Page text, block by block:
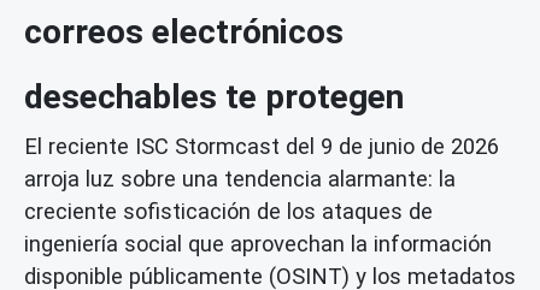
correos electrónicos
desechables te protegen
El reciente ISC Stormcast del 9 de junio de 2026
arroja luz sobre una tendencia alarmante: la
creciente sofisticación de los ataques de
ingeniería social que aprovechan la información
disponible públicamente (OSINT) y los metadatos